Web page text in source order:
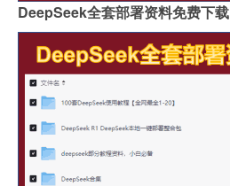
DeepSeek全套部署资料免费下载